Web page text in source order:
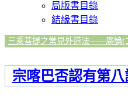
局版書目錄
結緣書目錄
三乘菩提之常見外道法——廣論(
宗喀巴否認有第